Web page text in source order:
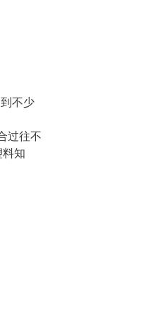
不少
过往不
知